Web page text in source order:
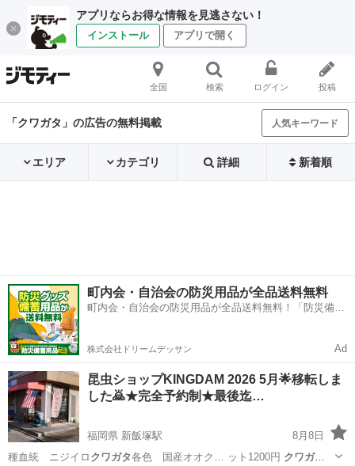
アプリならお得な情報を見逃さない！
インストール アプリで開く
全国 検索 ログイン 投稿
「クワガタ」の広告の無料掲載 人気キーワード
エリア カテゴリ 詳細 新着順
町内会・自治会の防災用品が全品送料無料
町内会・自治会の防災用品が全品送料無料！「防災備蓄
株式会社ドリームデッサン Ad
昆虫ショップKINGDAM 2026 5月🌟移転しま
した🙇★完全予約制★最後迄…
福岡県 新飯塚駅
8月8日
種血統 ニジイロ クワガタ各色 国産オオク… ット1200円 クワガタ